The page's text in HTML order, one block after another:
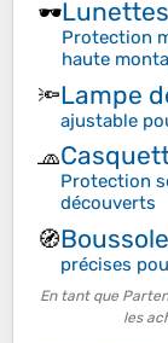
🕶️
Protection
haute
🔦Lampe
ajustable
🧢
Protection
découverts
🧭
précises
En tant que
les